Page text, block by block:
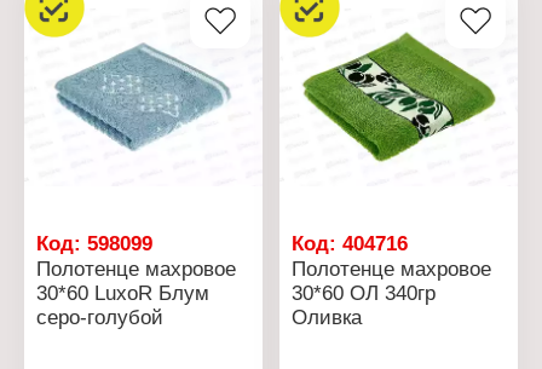
Код: 598099
Полотенце махровое
30*60 LuxoR Блум
серо-голубой
Код:404716
Полотенце махровое
30*60 ОЛ 340гр
Оливка